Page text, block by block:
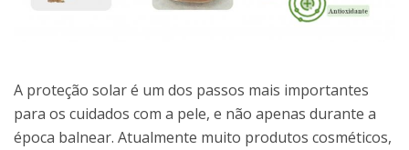
A proteção solar é um dos passos mais importantes
para os cuidados com a pele, e não apenas durante a
época balnear. Atualmente muito produtos cosméticos,